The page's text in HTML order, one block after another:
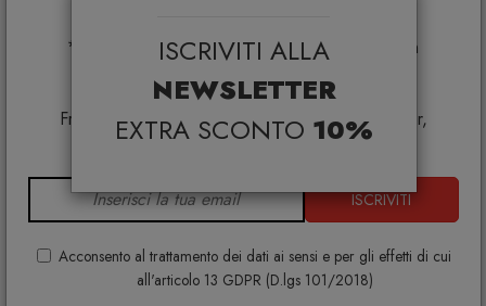
*Coupon non cumulabile con altre promo e non
Smeg, Bontempi Casa, Samsonite, BBB Italia,
Franke, Gufram, Memphis, Plust, Samsung, Faber,
Dunavox, Zafferano, VG, Slide
ISCRIVITI
Acconsento al trattamento dei dati ai sensi e per gli effetti di cui
all'articolo 13 GDPR (D.lgs 101/2018)
ISCRIVITI ALLA
NEWSLETTER
EXTRA SCONTO 10%
Sedia Galaxy